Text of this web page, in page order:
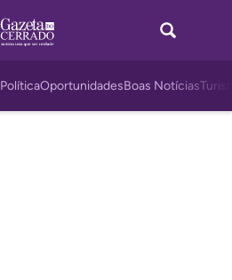
PolíticaOportunidadesBoas Notícias